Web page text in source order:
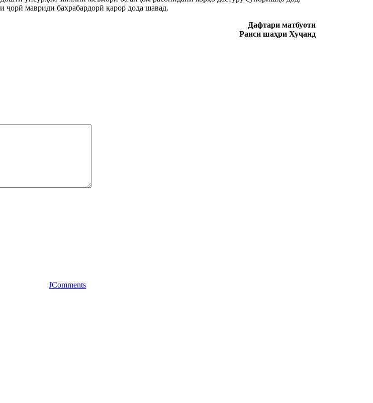
мавриди баҳрабардорӣ қарор дода шавад.
Дафтари матбуоти
Раиси шаҳри Хуҷанд
JComments